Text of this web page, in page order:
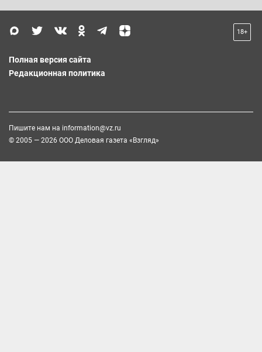
18+
Полная версия сайта
Редакционная политика
Пишите нам на information@vz.ru
© 2005 — 2026 ООО Деловая газета «Взгляд»